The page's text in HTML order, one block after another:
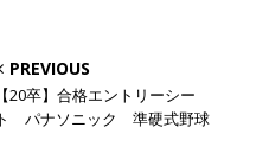
を提供するベンチャー企業 ｜ 設立か
して成長・収入アップが目指せる環境
【 28卒 ｜ トップ企
PREVIOUS
【20卒】合格エントリーシー
ト パナソニック 準硬式野球